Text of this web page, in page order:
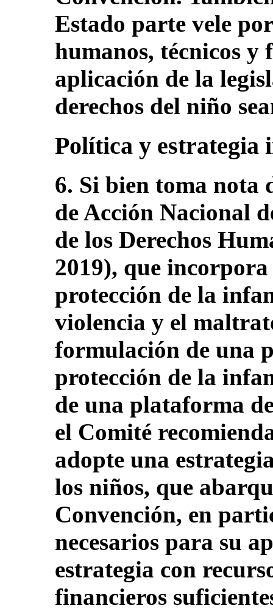
Estado parte vele
humanos, técnicos
aplicación de la
derechos del niño
Política y estrategia
6. Si bien toma nota
de Acción Nacional
de los Derechos
2019), que incorpora
protección de la
violencia y el
formulación de una
protección de la
de una plataforma
el Comité
adopte una
los niños, que
Convención, en
necesarios para su
estrategia con
financieros